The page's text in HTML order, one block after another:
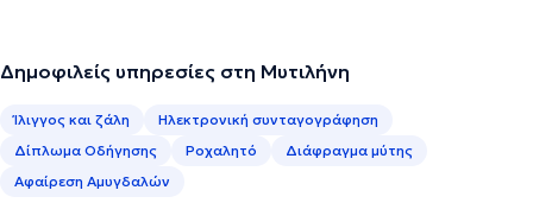
Δημοφιλείς υπηρεσίες στη Μυτιλήνη
Ίλιγγος και ζάλη
Ηλεκτρονική συνταγογράφηση
Δίπλωμα Οδήγησης
Ροχαλητό
Διάφραγμα μύτης
Αφαίρεση Αμυγδαλών